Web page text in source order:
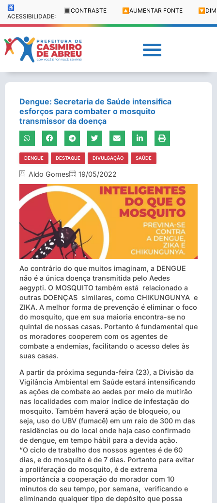
♿
ACESSIBILIDADE:
🔳 CONTRASTE 🔼 AUMENTAR FONTE 🔽
Dengue: Secretaria de Saúde intensifica
esforços para combater o mosquito
transmissor da doença
DENGUE DESTAQUE DIVULGAÇÃO SAÚDE
Aldo Gomes 19/05/2022
Ao contrário do que muitos imaginam, a DENGUE
não é a única doença transmitida pelo Aedes
aegypti. O MOSQUITO também está relacionado a
outras DOENÇAS similares, como CHIKUNGUNYA e
ZIKA. A melhor forma de prevenção é eliminar o foco
do mosquito, que em sua maioria encontra-se no
quintal de nossas casas. Portanto é fundamental que
os moradores cooperem com os agentes de
combate a endemias, facilitando o acesso deles às
suas casas.
A partir da próxima segunda-feira (23), a Divisão da
Vigilância Ambiental em Saúde estará intensificando
as ações de combate ao aedes por meio de mutirão
nas localidades com maior índice de infestação do
mosquito. Também haverá ação de bloqueio, ou
seja, uso do UBV (fumacê) em um raio de 300 m das
residências ou do local onde haja caso confirmado
de dengue, em tempo hábil para a devida ação.
“O ciclo de trabalho dos nossos agentes é de 60
dias, e do mosquito é de 7 dias. Portanto para evitar
a proliferação do mosquito, é de extrema
importância a cooperação do morador com 10
minutos do seu tempo, por semana, verificando e
eliminando qualquer tipo de depósito que possa